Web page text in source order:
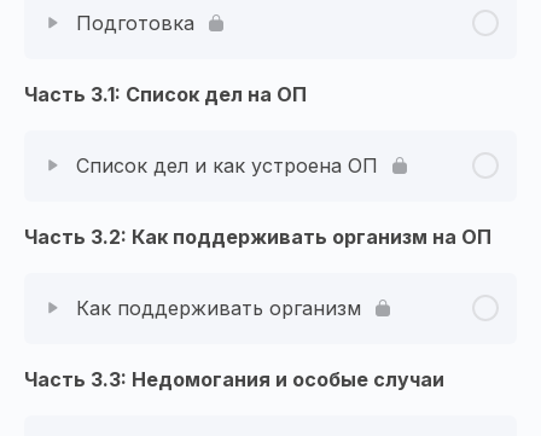
Подготовка
Часть 3.1: Список дел на ОП
Список дел и как устроена ОП
Часть 3.2: Как поддерживать организм на ОП
Как поддерживать организм
Часть 3.3: Недомогания и особые случаи